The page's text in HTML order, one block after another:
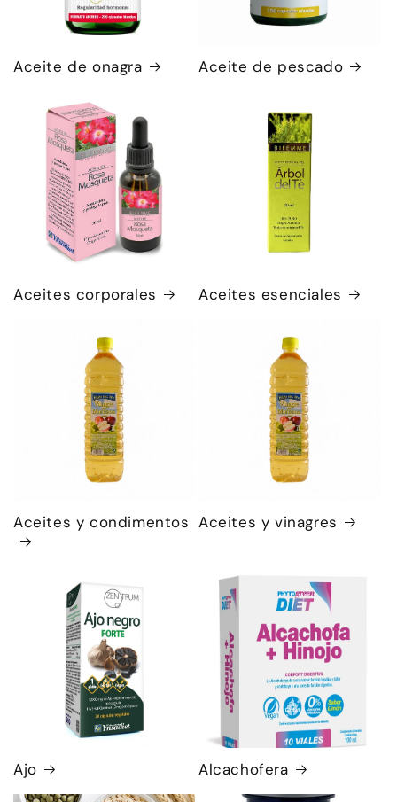
Aceite de onagra Aceite de pescado
Aceites corporales Aceites esenciales
Aceites y condimentos Aceites y vinagres
Ajo Alcachofera